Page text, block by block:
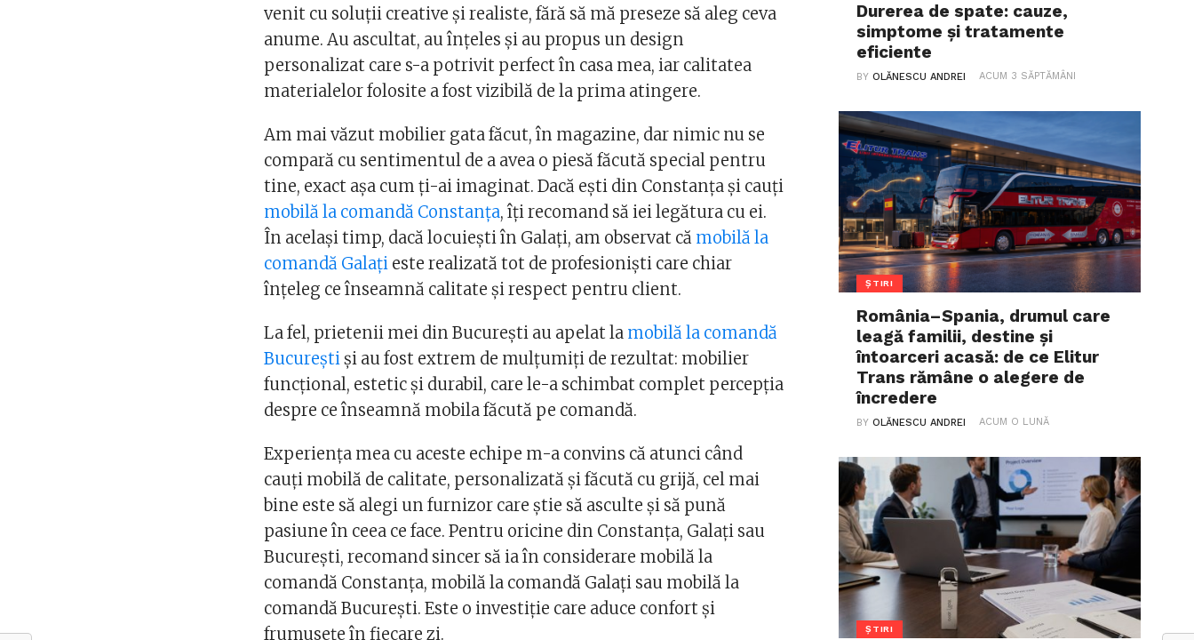
venit cu soluții creative și realiste, fără să mă preseze să aleg ceva
anume. Au ascultat, au înțeles și au propus un design
personalizat care s-a potrivit perfect în casa mea, iar calitatea
materialelor folosite a fost vizibilă de la prima atingere.
Am mai văzut mobilier gata făcut, în magazine, dar nimic nu se
compară cu sentimentul de a avea o piesă făcută special pentru
tine, exact așa cum ți-ai imaginat. Dacă ești din Constanța și cauți
mobilă la comandă Constanța, îți recomand să iei legătura cu ei.
În același timp, dacă locuiești în Galați, am observat că mobilă la
comandă Galați este realizată tot de profesioniști care chiar
înțeleg ce înseamnă calitate și respect pentru client.
La fel, prietenii mei din București au apelat la mobilă la comandă
Bucureștiși au fost extrem de mulțumiți de rezultat: mobilier
funcțional, estetic și durabil, care le-a schimbat complet percepția
despre ce înseamnă mobila făcută pe comandă.
Experiența mea cu aceste echipe m-a convins că atunci când
cauți mobilă de calitate, personalizată și făcută cu grijă, cel mai
bine este să alegi un furnizor care știe să asculte și să pună
pasiune în ceea ce face. Pentru oricine din Constanța, Galați sau
București, recomand sincer să ia în considerare mobilă la
comandă Constanța, mobilă la comandă Galați sau mobilă la
comandă București. Este o investiție care aduce confort și
frumusețe în fiecare zi.
Durerea de spate: cauze,
simptome și tratamente
eficiente
BYOLĂNESCU ANDREI ACUM 3 SĂPTĂMÂNI
ȘTIRI
România–Spania, drumul care
leagă familii, destine și
întoarceri acasă: de ce Elitur
Trans rămâne o alegere de
încredere
BYOLĂNESCU ANDREI ACUM O LUNĂ
ȘTIRI